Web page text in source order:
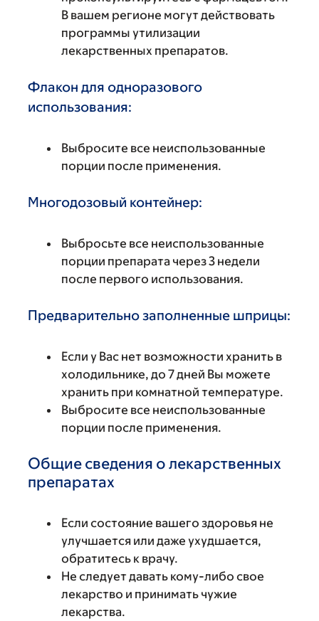
В вашем регионе могут действовать
программы утилизации
лекарственных препаратов.
Флакон для одноразового
использования:
Выбросите все неиспользованные
порции после применения.
Многодозовый контейнер:
Выбросьте все неиспользованные
порции препарата через 3 недели
после первого использования.
Предварительно заполненные шприцы:
Если у Вас нет возможности хранить в
холодильнике, до 7 дней Вы можете
хранить при комнатной температуре.
Выбросите все неиспользованные
порции после применения.
Общие сведения о лекарственных
препаратах
Если состояние вашего здоровья не
улучшается или даже ухудшается,
обратитесь к врачу.
Не следует давать кому-либо свое
лекарство и принимать чужие
лекарства.